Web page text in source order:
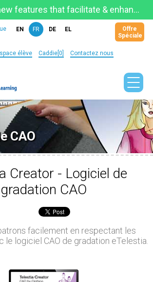
Discover the new features that facilitate & enhance learning on the newly updated Telestia Learning Space!
Offre
Spéciale
EN FR DE EL
élève Caddie[0] Contactez nous
CAO
Creator - Logiciel de
gradation CAO
facilement en respectant les
le logiciel CAO de gradation eTelestia.